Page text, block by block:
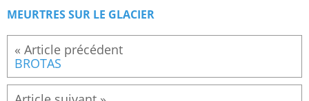
MEURTRES SUR LE GLACIER
BROTAS